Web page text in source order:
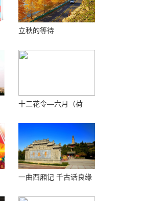
立秋的等待
十二花令—六月（荷
一曲西厢记 千古话良缘